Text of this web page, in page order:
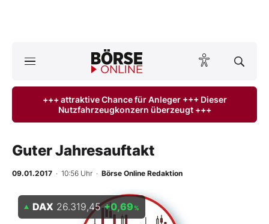
Anlageprodukte
Finanz-Check
Abo & Shop
BO-Musterdepots
+++ attraktive Chance für Anleger +++ Dieser
Nutzfahrzeugkonzern überzeugt +++
Guter Jahresauftakt
09.01.2017 · 10:56 Uhr · Börse Online Redaktion
DAX 26.319,45 +0,69 %